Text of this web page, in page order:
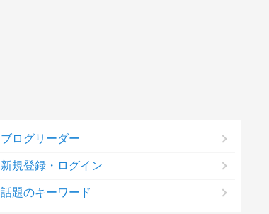
ブログリーダー
新規登録・ログイン
話題のキーワード